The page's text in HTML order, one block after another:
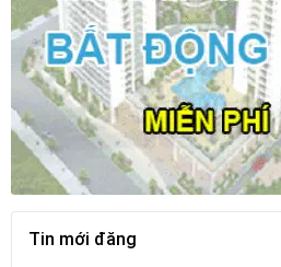
Tin mới đăng